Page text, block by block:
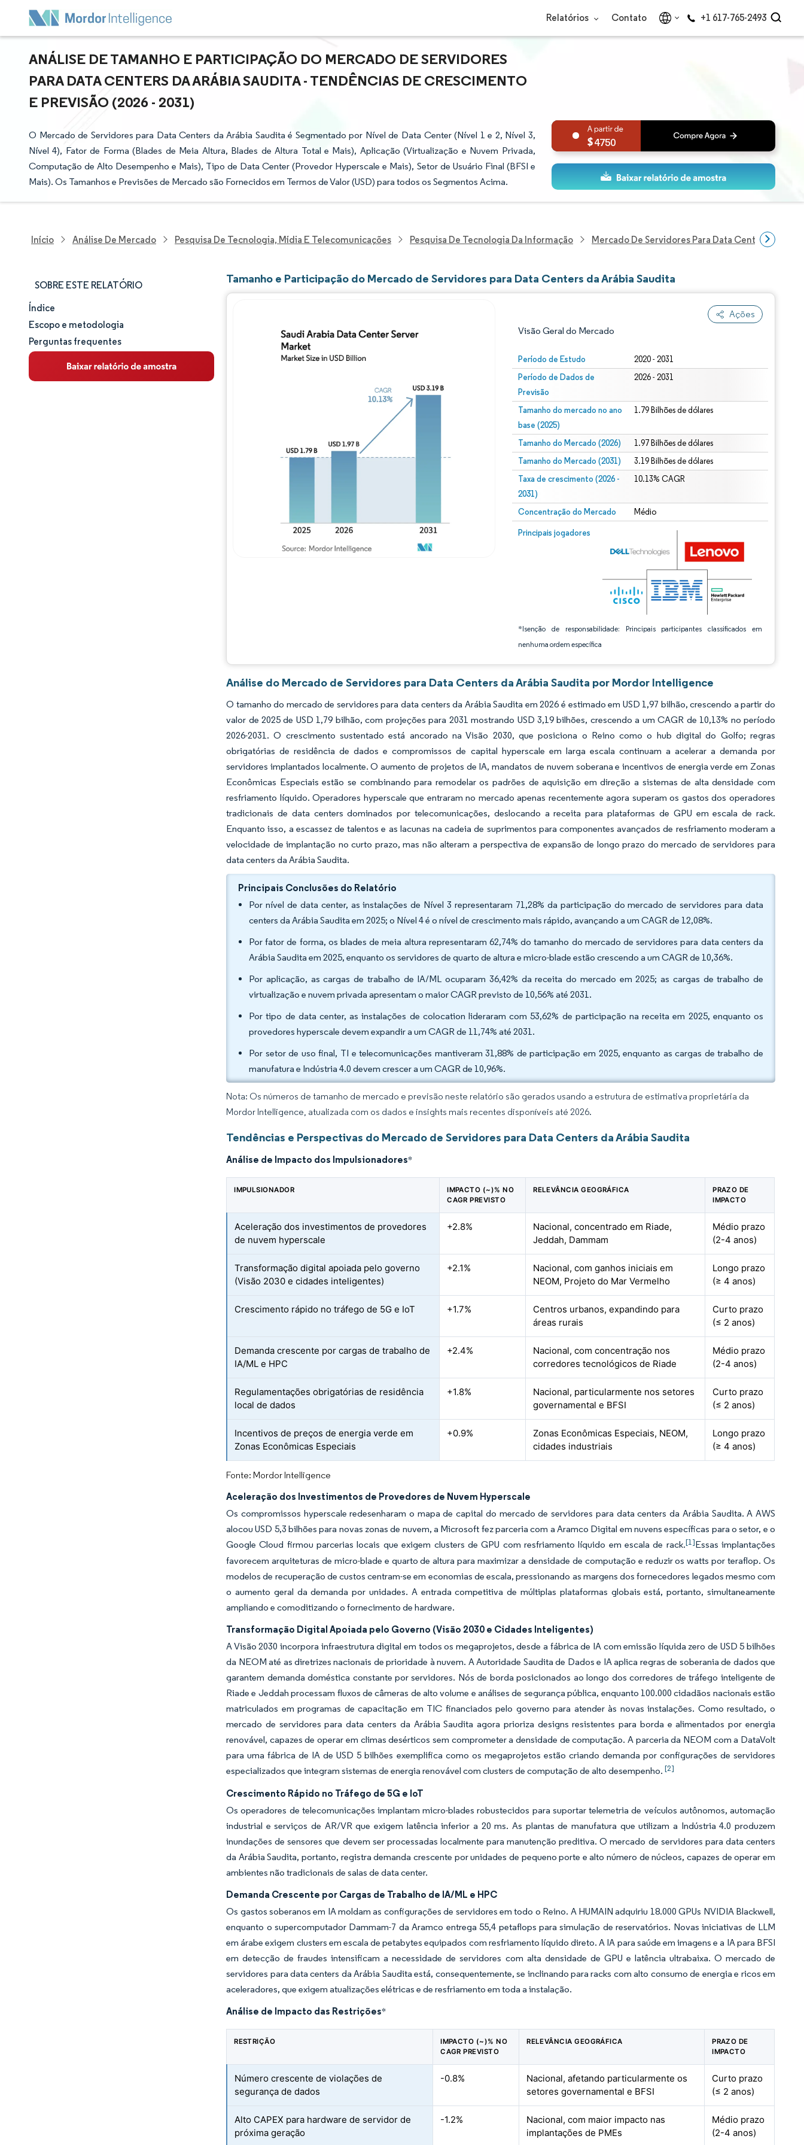
Relatórios Contato +1 617-765-2493
ANÁLISE DE TAMANHO E PARTICIPAÇÃO DO MERCADO DE SERVIDORES
PARA DATA CENTERS DA ARÁBIA SAUDITA - TENDÊNCIAS DE CRESCIMENTO
E PREVISÃO (2026 - 2031)
O Mercado de Servidores para Data Centers da Arábia Saudita é Segmentado por Nível de Data Center (Nível 1 e 2, Nível 3,
Nível 4), Fator de Forma (Blades de Meia Altura, Blades de Altura Total e Mais), Aplicação (Virtualização e Nuvem Privada,
Computação de Alto Desempenho e Mais), Tipo de Data Center (Provedor Hyperscale e Mais), Setor de Usuário Final (BFSI e
Mais). Os Tamanhos e Previsões de Mercado são Fornecidos em Termos de Valor (USD) para todos os Segmentos Acima.
4750
Início Análise De Mercado Pesquisa De Tecnologia, Mídia E Telecomunicações Pesquisa De Tecnologia Da Informação Mercado De Servidores Para Data Centers Da
SOBRE ESTE RELATÓRIO
Tamanho e participação de mercado
Análise de mercado
Tendências e insights
Índice
Escopo e metodologia
Perguntas frequentes
Tamanho e Participação do Mercado de Servidores para Data Centers da Arábia Saudita
Ações
Visão Geral do Mercado
Período de Estudo 2020 - 2031
Período de Dados de
Previsão
2026 - 2031
Tamanho do mercado no ano
base (2025)
1.79 Bilhões de dólares
Tamanho do Mercado (2026) 1.97 Bilhões de dólares
Tamanho do Mercado (2031) 3.19 Bilhões de dólares
Taxa de crescimento (2026 -
2031)
10.13% CAGR
Concentração do Mercado Médio
Principais jogadores
*Isenção de responsabilidade: Principais participantes classificados em
nenhuma ordem específica
Imagem © Mordor Intelligence. O reuso requer atribuição conforme CC BY 4.0.
Imagem © Mordor Intelligence. O reuso requer atribuição conforme CC BY 4.0.
Análise do Mercado de Servidores para Data Centers da Arábia Saudita por Mordor Intelligence
O tamanho do mercado de servidores para data centers da Arábia Saudita em 2026 é estimado em USD 1,97 bilhão, crescendo a partir do
valor de 2025 de USD 1,79 bilhão, com projeções para 2031 mostrando USD 3,19 bilhões, crescendo a um CAGR de 10,13% no período
2026-2031. O crescimento sustentado está ancorado na Visão 2030, que posiciona o Reino como o hub digital do Golfo; regras
obrigatórias de residência de dados e compromissos de capital hyperscale em larga escala continuam a acelerar a demanda por
servidores implantados localmente. O aumento de projetos de IA, mandatos de nuvem soberana e incentivos de energia verde em Zonas
Econômicas Especiais estão se combinando para remodelar os padrões de aquisição em direção a sistemas de alta densidade com
resfriamento líquido. Operadores hyperscale que entraram no mercado apenas recentemente agora superam os gastos dos operadores
tradicionais de data centers dominados por telecomunicações, deslocando a receita para plataformas de GPU em escala de rack.
Enquanto isso, a escassez de talentos e as lacunas na cadeia de suprimentos para componentes avançados de resfriamento moderam a
velocidade de implantação no curto prazo, mas não alteram a perspectiva de expansão de longo prazo do mercado de servidores para
data centers da Arábia Saudita.
Principais Conclusões do Relatório
Por nível de data center, as instalações de Nível 3 representaram 71,28% da participação do mercado de servidores para data
centers da Arábia Saudita em 2025; o Nível 4 é o nível de crescimento mais rápido, avançando a um CAGR de 12,08%.
Por fator de forma, os blades de meia altura representaram 62,74% do tamanho do mercado de servidores para data centers da
Arábia Saudita em 2025, enquanto os servidores de quarto de altura e micro-blade estão crescendo a um CAGR de 10,36%.
Por aplicação, as cargas de trabalho de IA/ML ocuparam 36,42% da receita do mercado em 2025; as cargas de trabalho de
virtualização e nuvem privada apresentam o maior CAGR previsto de 10,56% até 2031.
Por tipo de data center, as instalações de colocation lideraram com 53,62% de participação na receita em 2025, enquanto os
provedores hyperscale devem expandir a um CAGR de 11,74% até 2031.
Por setor de uso final, TI e telecomunicações mantiveram 31,88% de participação em 2025, enquanto as cargas de trabalho de
manufatura e Indústria 4.0 devem crescer a um CAGR de 10,96%.
Nota: Os números de tamanho de mercado e previsão neste relatório são gerados usando a estrutura de estimativa proprietária da
Mordor Intelligence, atualizada com os dados e insights mais recentes disponíveis até 2026.
Tendências e Perspectivas do Mercado de Servidores para Data Centers da Arábia Saudita
Análise de Impacto dos Impulsionadores*
IMPULSIONADOR
IMPACTO (~)% NO
CAGR PREVISTO
RELEVÂNCIA GEOGRÁFICA
PRAZO DE
IMPACTO
Aceleração dos investimentos de provedores
de nuvem hyperscale
+2.8%
Nacional, concentrado em Riade,
Jeddah, Dammam
Médio prazo
(2-4 anos)
Transformação digital apoiada pelo governo
(Visão 2030 e cidades inteligentes)
+2.1%
Nacional, com ganhos iniciais em
NEOM, Projeto do Mar Vermelho
Longo prazo
(≥ 4 anos)
Crescimento rápido no tráfego de 5G e IoT +1.7%
Centros urbanos, expandindo para
áreas rurais
Curto prazo
(≤ 2 anos)
Demanda crescente por cargas de trabalho de
IA/ML e HPC
+2.4%
Nacional, com concentração nos
corredores tecnológicos de Riade
Médio prazo
(2-4 anos)
Regulamentações obrigatórias de residência
local de dados
+1.8%
Nacional, particularmente nos setores
governamental e BFSI
Curto prazo
(≤ 2 anos)
Incentivos de preços de energia verde em
Zonas Econômicas Especiais
+0.9%
Zonas Econômicas Especiais, NEOM,
cidades industriais
Longo prazo
(≥ 4 anos)
Fonte: Mordor Intelligence
Aceleração dos Investimentos de Provedores de Nuvem Hyperscale
Os compromissos hyperscale redesenharam o mapa de capital do mercado de servidores para data centers da Arábia Saudita. A AWS
alocou USD 5,3 bilhões para novas zonas de nuvem, a Microsoft fez parceria com a Aramco Digital em nuvens específicas para o setor, e o
Google Cloud firmou parcerias locais que exigem clusters de GPU com resfriamento líquido em escala de rack.[1]Essas implantações
favorecem arquiteturas de micro-blade e quarto de altura para maximizar a densidade de computação e reduzir os watts por teraflop. Os
modelos de recuperação de custos centram-se em economias de escala, pressionando as margens dos fornecedores legados mesmo com
o aumento geral da demanda por unidades. A entrada competitiva de múltiplas plataformas globais está, portanto, simultaneamente
ampliando e comoditizando o fornecimento de hardware.
Transformação Digital Apoiada pelo Governo (Visão 2030 e Cidades Inteligentes)
A Visão 2030 incorpora infraestrutura digital em todos os megaprojetos, desde a fábrica de IA com emissão líquida zero de USD 5 bilhões
da NEOM até as diretrizes nacionais de prioridade à nuvem. A Autoridade Saudita de Dados e IA aplica regras de soberania de dados que
garantem demanda doméstica constante por servidores. Nós de borda posicionados ao longo dos corredores de tráfego inteligente de
Riade e Jeddah processam fluxos de câmeras de alto volume e análises de segurança pública, enquanto 100.000 cidadãos nacionais estão
matriculados em programas de capacitação em TIC financiados pelo governo para atender às novas instalações. Como resultado, o
mercado de servidores para data centers da Arábia Saudita agora prioriza designs resistentes para borda e alimentados por energia
renovável, capazes de operar em climas desérticos sem comprometer a densidade de computação. A parceria da NEOM com a DataVolt
para uma fábrica de IA de USD 5 bilhões exemplifica como os megaprojetos estão criando demanda por configurações de servidores
especializados que integram sistemas de energia renovável com clusters de computação de alto desempenho.[2]
Crescimento Rápido no Tráfego de 5G e IoT
Os operadores de telecomunicações implantam micro-blades robustecidos para suportar telemetria de veículos autônomos, automação
industrial e serviços de AR/VR que exigem latência inferior a 20 ms. As plantas de manufatura que utilizam a Indústria 4.0 produzem
inundações de sensores que devem ser processadas localmente para manutenção preditiva. O mercado de servidores para data centers
da Arábia Saudita, portanto, registra demanda crescente por unidades de pequeno porte e alto número de núcleos, capazes de operar em
ambientes não tradicionais de salas de data center.
Demanda Crescente por Cargas de Trabalho de IA/ML e HPC
Os gastos soberanos em IA moldam as configurações de servidores em todo o Reino. A HUMAIN adquiriu 18.000 GPUs NVIDIA Blackwell,
enquanto o supercomputador Dammam-7 da Aramco entrega 55,4 petaflops para simulação de reservatórios. Novas iniciativas de LLM
em árabe exigem clusters em escala de petabytes equipados com resfriamento líquido direto. A IA para saúde em imagens e a IA para BFSI
em detecção de fraudes intensificam a necessidade de servidores com alta densidade de GPU e latência ultrabaixa. O mercado de
servidores para data centers da Arábia Saudita está, consequentemente, se inclinando para racks com alto consumo de energia e ricos em
aceleradores, que exigem atualizações elétricas e de resfriamento em toda a instalação.
Análise de Impacto das Restrições*
RESTRIÇÃO
IMPACTO (~)% NO
CAGR PREVISTO
RELEVÂNCIA GEOGRÁFICA
PRAZO DE
IMPACTO
Número crescente de violações de
segurança de dados
-0.8%
Nacional, afetando particularmente os
setores governamental e BFSI
Curto prazo
(≤ 2 anos)
Alto CAPEX para hardware de servidor de
próxima geração
-1.2%
Nacional, com maior impacto nas
implantações de PMEs
Médio prazo
(2-4 anos)